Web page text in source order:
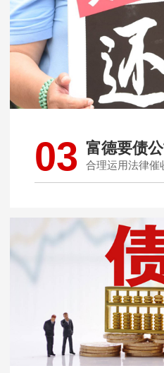
03 富德要债
合理运用法律催